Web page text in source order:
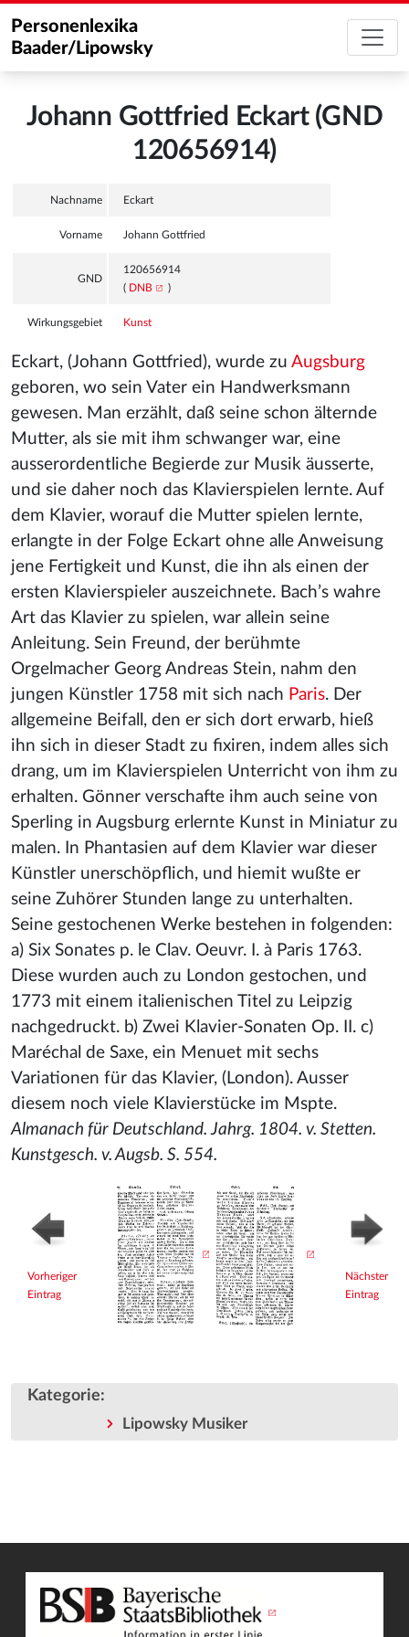
Personenlexika
Baader/Lipowsky
Johann Gottfried Eckart (GND
120656914)
Nachname Eckart
Vorname Johann Gottfried
GND
120656914
( DNB )
Wirkungsgebiet Kunst
Eckart, (Johann Gottfried), wurde zu Augsburg
geboren, wo sein Vater ein Handwerksmann
gewesen. Man erzählt, daß seine schon älternde
Mutter, als sie mit ihm schwanger war, eine
ausserordentliche Begierde zur Musik äusserte,
und sie daher noch das Klavierspielen lernte. Auf
dem Klavier, worauf die Mutter spielen lernte,
erlangte in der Folge Eckart ohne alle Anweisung
jene Fertigkeit und Kunst, die ihn als einen der
ersten Klavierspieler auszeichnete. Bach’s wahre
Art das Klavier zu spielen, war allein seine
Anleitung. Sein Freund, der berühmte
Orgelmacher Georg Andreas Stein, nahm den
jungen Künstler 1758 mit sich nach Paris. Der
allgemeine Beifall, den er sich dort erwarb, hieß
ihn sich in dieser Stadt zu fixiren, indem alles sich
drang, um im Klavierspielen Unterricht von ihm zu
erhalten. Gönner verschafte ihm auch seine von
Sperling in Augsburg erlernte Kunst in Miniatur zu
malen. In Phantasien auf dem Klavier war dieser
Künstler unerschöpflich, und hiemit wußte er
seine Zuhörer Stunden lange zu unterhalten.
Seine gestochenen Werke bestehen in folgenden:
a) Six Sonates p. le Clav. Oeuvr. I. à Paris 1763.
Diese wurden auch zu London gestochen, und
1773 mit einem italienischen Titel zu Leipzig
nachgedruckt. b) Zwei Klavier-Sonaten Op. II. c)
Maréchal de Saxe, ein Menuet mit sechs
Variationen für das Klavier, (London). Ausser
diesem noch viele Klavierstücke im Mspte.
Almanach für Deutschland. Jahrg. 1804. v. Stetten.
Kunstgesch. v. Augsb. S. 554.
Vorheriger
Eintrag
Nächster
Eintrag
Kategorie:
Lipowsky Musiker